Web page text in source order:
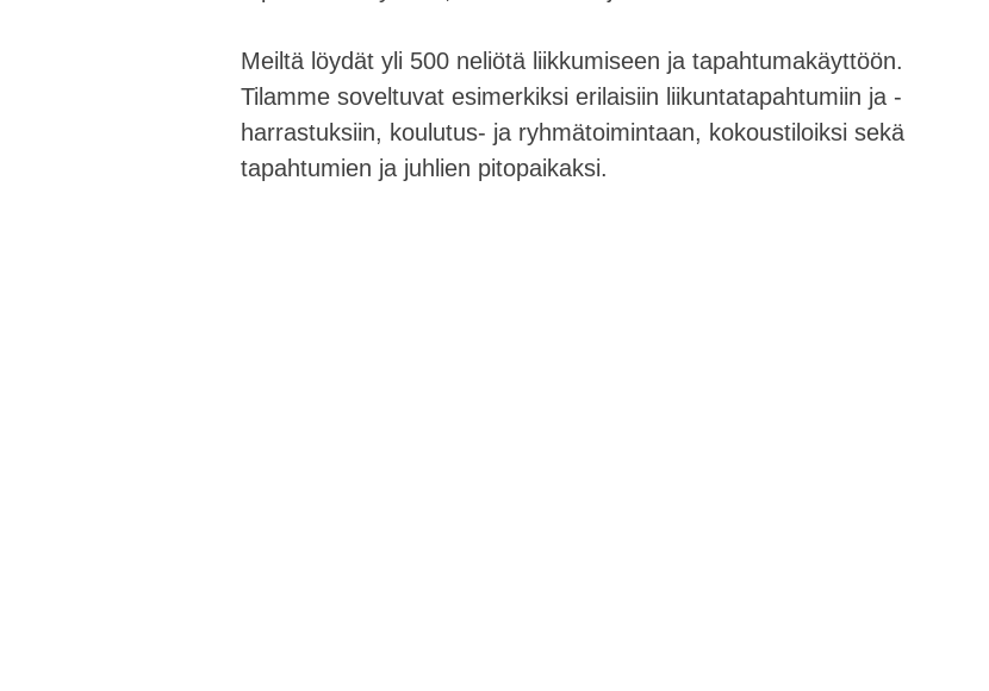
Meiltä löydät yli 500 neliötä liikkumiseen ja tapahtumakäyttöön.
Tilamme soveltuvat esimerkiksi erilaisiin liikuntatapahtumiin ja -
harrastuksiin, koulutus- ja ryhmätoimintaan, kokoustiloiksi sekä
tapahtumien ja juhlien pitopaikaksi.